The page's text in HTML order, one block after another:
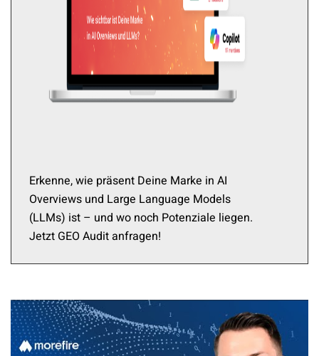
Erkenne, wie präsent Deine Marke in AI
Overviews und Large Language Models
(LLMs) ist – und wo noch Potenziale liegen.
Jetzt GEO Audit anfragen!